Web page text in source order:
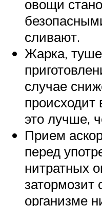
овощи
сливают.
Жарка,
случае
происходит
это лучше,
Прием
перед
нитратных
затормозит
организме